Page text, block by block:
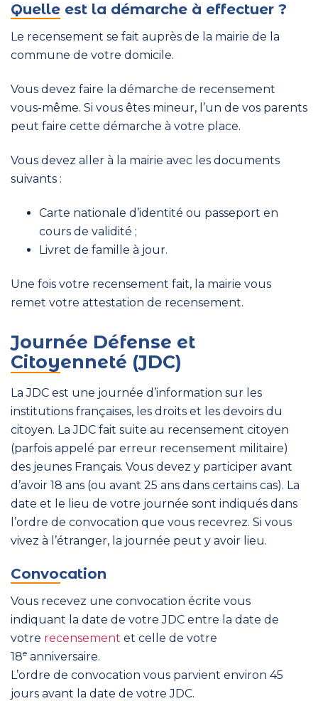
Quelle est la démarche à effectuer ?
Le recensement se fait auprès de la mairie de la
commune de votre domicile.
Vous devez faire la démarche de recensement
vous-même. Si vous êtes mineur, l’un de vos parents
peut faire cette démarche à votre place.
Vous devez aller à la mairie avec les documents
suivants :
Carte nationale d’identité ou passeport en
cours de validité ;
Livret de famille à jour.
Une fois votre recensement fait, la mairie vous
remet votre attestation de recensement.
Journée Défense et
Citoyenneté (JDC)
La JDC est une journée d’information sur les
institutions françaises, les droits et les devoirs du
citoyen. La JDC fait suite au recensement citoyen
(parfois appelé par erreur recensement militaire)
des jeunes Français. Vous devez y participer avant
d’avoir 18 ans (ou avant 25 ans dans certains cas). La
date et le lieu de votre journée sont indiqués dans
l’ordre de convocation que vous recevrez. Si vous
vivez à l’étranger, la journée peut y avoir lieu.
Convocation
Vous recevez une convocation écrite vous
indiquant la date de votre JDC entre la date de
votre recensement et celle de votre
18e anniversaire.
L’ordre de convocation vous parvient environ 45
jours avant la date de votre JDC.